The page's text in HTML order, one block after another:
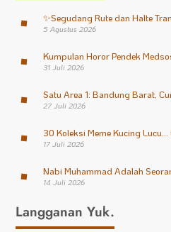
✨Segudang Rute dan Halte
5 Agustus 2026
Kumpulan Horor Pendek
31 Juli 2026
Satu Area 1: Bandung Barat,
27 Juli 2026
30 Koleksi Meme Kucing Lucu…
17 Juli 2026
Nabi Muhammad Adalah
14 Juli 2026
Langganan Yuk.